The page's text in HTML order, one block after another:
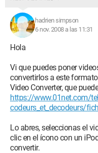
hadrien simpson
6 nov. 2008 a las 11:31
Hola
Vi que puedes poner
convertirlos a este
Video Converter, que
https://www.01net.com/
codeurs_et_decodeurs/
Lo abres, seleccionas el
clic en el ícono con un
convertir.